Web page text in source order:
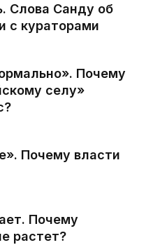
Слова Санду об
с кураторами
Почему
селу»
Почему власти
Почему
растет?